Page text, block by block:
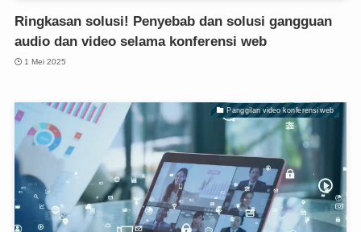
Ringkasan solusi! Penyebab dan solusi gangguan
audio dan video selama konferensi web
1 Mei 2025
Panggilan video konferensi web